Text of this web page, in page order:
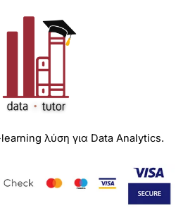
λύση για Data Analytics.